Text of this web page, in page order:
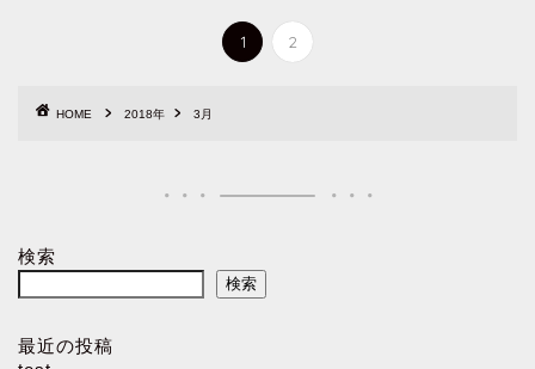
1 2
HOME 2018年 3月
検索
検索
最近の投稿